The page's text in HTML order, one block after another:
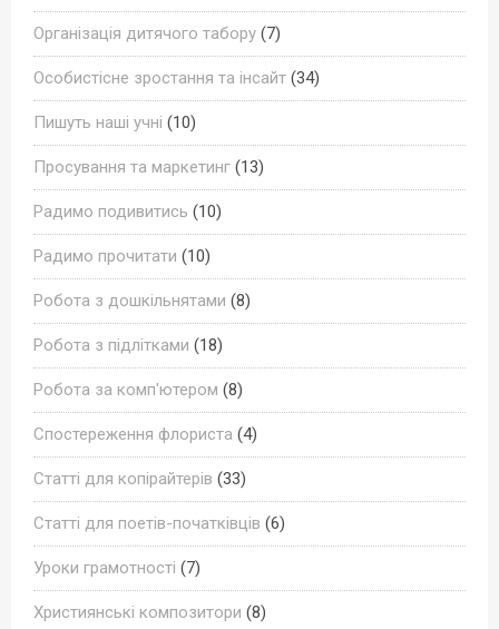
Організація дитячого табору (7)
Особистісне зростання та інсайт (34)
Пишуть наші учні (10)
Просування та маркетинг (13)
Радимо подивитись (10)
Радимо прочитати (10)
Робота з дошкільнятами (8)
Робота з підлітками (18)
Робота за комп'ютером (8)
Спостереження флориста (4)
Статті для копірайтерів (33)
Статті для поетів-початківців (6)
Уроки грамотності (7)
Християнські композитори (8)